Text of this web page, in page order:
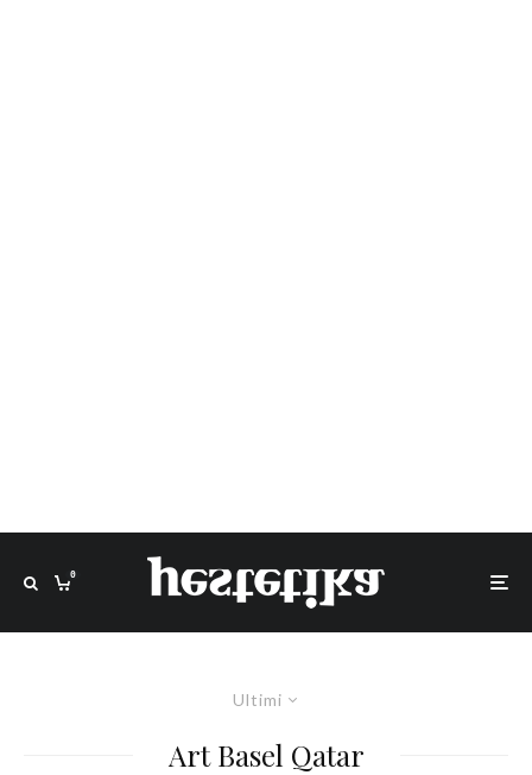
0
Ultimi
Art Basel Qatar